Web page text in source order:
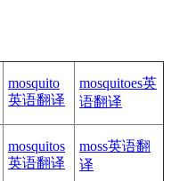
mosquito
英语翻译
mosquitoes英
语翻译
mosquitos
英语翻译
moss英语翻
译